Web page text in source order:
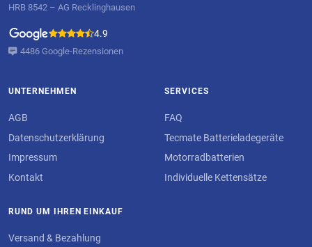
HRB 8542 – AG Recklinghausen
4.9
4486 Google-Rezensionen
UNTERNEHMEN
AGB
Datenschutzerklärung
Impressum
Kontakt
SERVICES
FAQ
Tecmate Batterieladegeräte
Motorradbatterien
Individuelle Kettensätze
RUND UM IHREN EINKAUF
Versand & Bezahlung